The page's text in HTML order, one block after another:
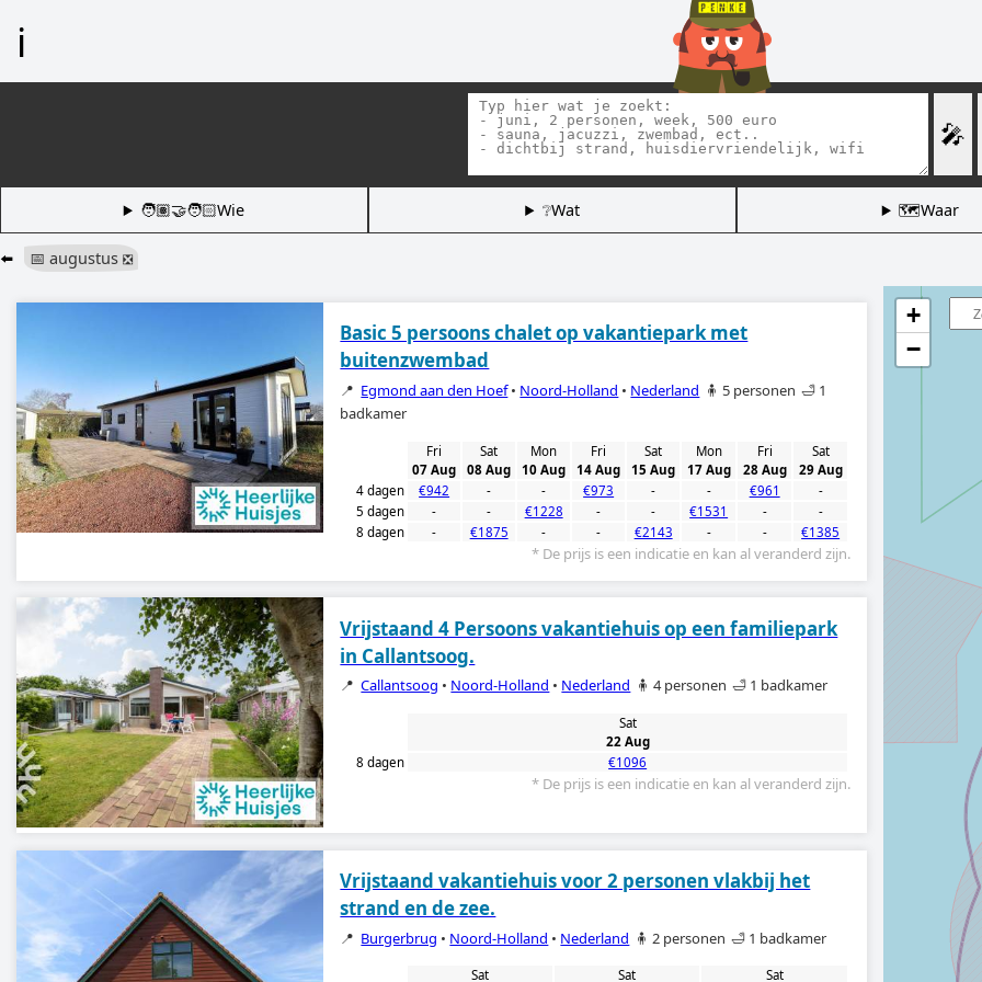
ℹ️
🎤
🧑🏽‍🤝‍🧑🏻Wie ❔Wat 🗺️Waar
⬅️ 📅 augustus ❎
Basic 5 persoons chalet op vakantiepark met
buitenzwembad
📍 Egmond aan den Hoef• Noord-Holland • Nederland 🧍 5 personen 🛁 1
badkamer
Fri
07 Aug
Sat
08 Aug
Mon
10 Aug
Fri
14 Aug
Sat
15 Aug
Mon
17 Aug
Fri
28 Aug
Sat
29 Aug
4 dagen
€942 - - €973 - - €961
-
5 dagen
- - €1228 - - €1531 -
-
8 dagen
- €1875 - - €2143 - - €1385
* De prijs is een indicatie en kan al veranderd zijn.
Vrijstaand 4 Persoons vakantiehuis op een familiepark
in Callantsoog.
📍Callantsoog • Noord-Holland • Nederland 🧍 4 personen 🛁 1 badkamer
Sat
22 Aug
8 dagen
€1096
* De prijs is een indicatie en kan al veranderd zijn.
Vrijstaand vakantiehuis voor 2 personen vlakbij het
strand en de zee.
📍 Burgerbrug • Noord-Holland • Nederland 🧍 2 personen 🛁 1 badkamer
Sat Sat Sat
+
−